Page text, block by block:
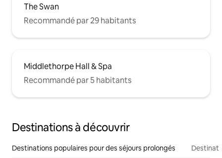
The Swan
Recommandé par 29 habitants
Middlethorpe Hall & Spa
Recommandé par 5 habitants
Destinations à découvrir
Destinations populaires pour des séjours prolongés